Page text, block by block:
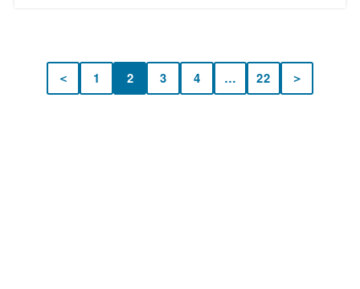
＜ 1 2 3 4 … 22 ＞